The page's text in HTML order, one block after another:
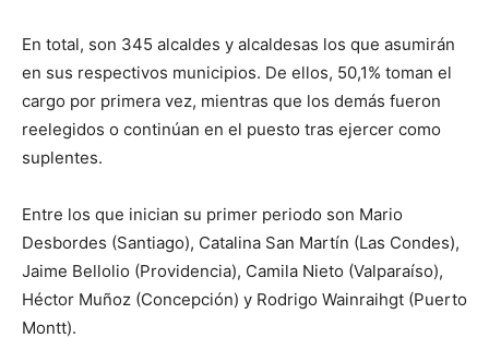
En total, son 345 alcaldes y alcaldesas los que asumirán
en sus respectivos municipios. De ellos, 50,1% toman el
cargo por primera vez, mientras que los demás fueron
reelegidos o continúan en el puesto tras ejercer como
suplentes.
Entre los que inician su primer periodo son Mario
Desbordes (Santiago), Catalina San Martín (Las Condes),
Jaime Bellolio (Providencia), Camila Nieto (Valparaíso),
Héctor Muñoz (Concepción) y Rodrigo Wainraihgt (Puerto
Montt).